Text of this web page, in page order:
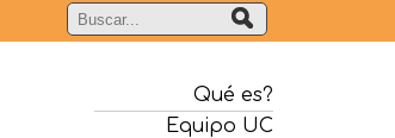
Qué es?
Equipo UC